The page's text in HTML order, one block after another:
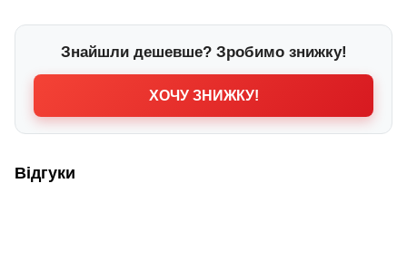
Знайшли дешевше? Зробимо знижку!
ХОЧУ ЗНИЖКУ!
Відгуки